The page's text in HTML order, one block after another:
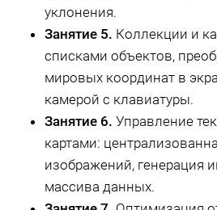
уклонения.
Занятие 5. Коллекции и
списками объектов,
мировых координат в
камерой с клавиатуры.
Занятие 6. Управление
картами:
изображений, генерация
массива данных.